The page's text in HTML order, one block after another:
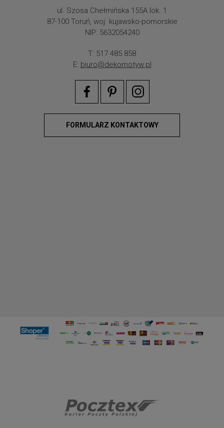
ul. Szosa Chełmińska 155A lok. 1
87-100 Toruń, woj. kujawsko-pomorskie
NIP: 5632054240
T: 517 485 858
E: biuro@dekomotyw.pl
FORMULARZ KONTAKTOWY